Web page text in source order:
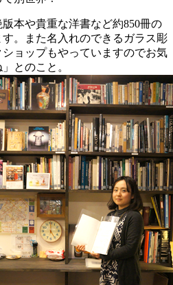
本や貴重な洋書など約850冊の
。また名入れのできるガラス彫
ョップもやっていますのでお気
とのこと。